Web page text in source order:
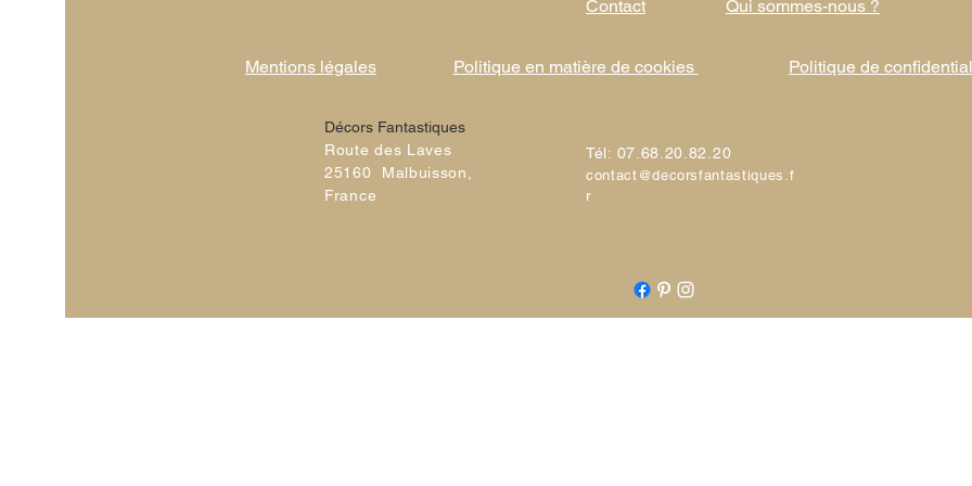
Contact Qui sommes-nous ?
Mentions légales Politique en matière de cookies Politique de
Décors Fantastiques
Route des Laves
25160 Malbuisson,
France
Tél: 07.68.20.82.20
contact@decorsfantastiques.f
r